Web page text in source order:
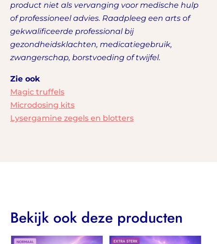
product niet als vervanging voor medische hulp
of professioneel advies. Raadpleeg een arts of
gekwalificeerde professional bij
gezondheidsklachten, medicatiegebruik,
zwangerschap, borstvoeding of twijfel.
Zie ook
Magic truffels
Microdosing kits
Lysergamine zegels en blotters
Bekijk ook deze producten